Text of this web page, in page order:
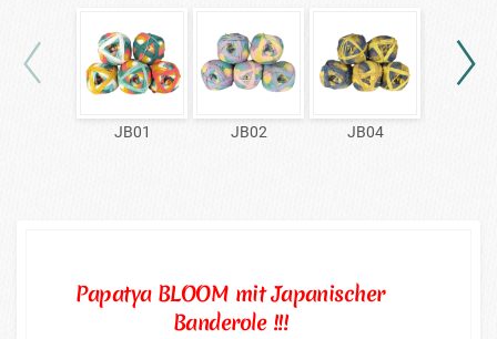
JB01 JB02 JB04
Papatya BLOOM mit Japanischer
Banderole !!!